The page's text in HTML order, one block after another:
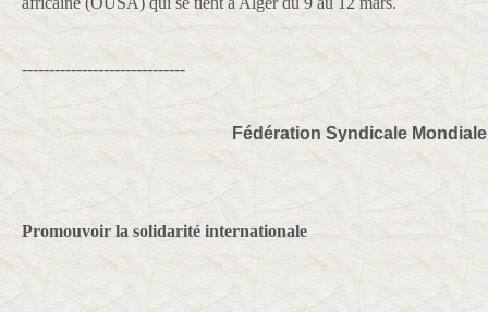
------------------------------
Fédération Syndicale Mondiale
Promouvoir la solidarité internationale